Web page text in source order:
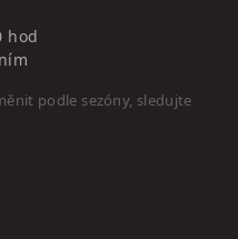
hod
podle sezóny, sledujte